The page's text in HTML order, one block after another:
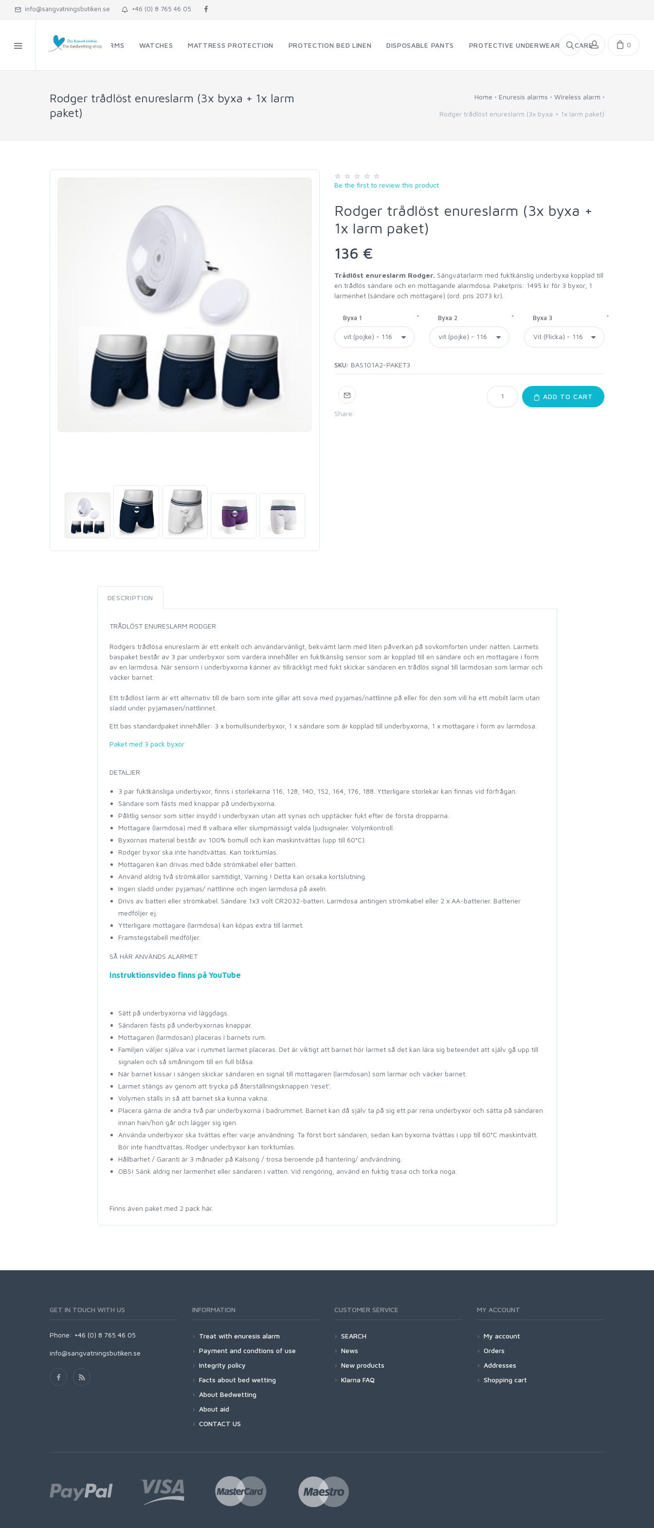
info@sangvatningsbutiken.se +46 (0) 8 765 46 05
ENURESIS ALARMS WATCHES MATTRESS PROTECTION PROTECTION BED LINEN DISPOSABLE PANTS PROTECTIVE UNDERWEAR CARE 0
Rodger trådlöst enureslarm (3x byxa + 1x larm
paket)
Home Enuresis alarms Wireless alarm
Rodger trådlöst enureslarm (3x byxa + 1x larm paket)
Be the first to review this product
Rodger trådlöst enureslarm (3x byxa +
1x larm paket)
136 €
Trådlöst enureslarm Rodger. Sängvätarlarm med fuktkänslig underbyxa kopplad till
en trådlös sändare och en mottagande alarmdosa. Paketpris: 1495 kr för 3 byxor, 1
larmenhet (sändare och mottagare) (ord. pris 2073 kr).
Byxa 1 * Byxa 2 * Byxa 3 *
SKU: BAS101A2-PAKET3
Share:
ADD TO CART
DESCRIPTION
TRÅDLÖST ENURESLARM RODGER
Rodgers trådlösa enureslarm är ett enkelt och användarvänligt, bekvämt larm med liten påverkan på sovkomforten under natten. Larmets
baspaket består av 3 par underbyxor som vardera innehåller en fuktkänslig sensor som är kopplad till en sändare och en mottagare i form
av en larmdosa. När sensorn i underbyxorna känner av tillräckligt med fukt skickar sändaren en trådlös signal till larmdosan som larmar och
väcker barnet.
Ett trådlöst larm är ett alternativ till de barn som inte gillar att sova med pyjamas/nattlinne på eller för den som vill ha ett mobilt larm utan
sladd under pyjamasen/nattlinnet.
Ett bas standardpaket innehåller: 3 x bomullsunderbyxor, 1 x sändare som är kopplad till underbyxorna, 1 x mottagare i form av larmdosa.
Paket med 3 pack byxor
DETALJER
3 par fuktkänsliga underbyxor, finns i storlekarna 116, 128, 140, 152, 164, 176, 188. Ytterligare storlekar kan finnas vid förfrågan.
Sändare som fästs med knappar på underbyxorna.
Pålitlig sensor som sitter insydd i underbyxan utan att synas och upptäcker fukt efter de första dropparna.
Mottagare (larmdosa) med 8 valbara eller slumpmässigt valda ljudsignaler. Volymkontroll.
Byxornas material består av 100% bomull och kan maskintvättas (upp till 60°C).
Rodger byxor ska inte handtvättas. Kan torktumlas.
Mottagaren kan drivas med både strömkabel eller batteri.
Använd aldrig två strömkällor samtidigt, Varning ! Detta kan orsaka kortslutning.
Ingen sladd under pyjamas/ nattlinne och ingen larmdosa på axeln.
Drivs av batteri eller strömkabel. Sändare 1x3 volt CR2032-batteri. Larmdosa antingen strömkabel eller 2 x AA-batterier. Batterier
medföljer ej.
Ytterligare mottagare (larmdosa) kan köpas extra till larmet.
Framstegstabell medföljer.
SÅ HÄR ANVÄNDS ALARMET
Instruktionsvideo finns på YouTube
Sätt på underbyxorna vid läggdags.
Sändaren fästs på underbyxornas knappar.
Mottagaren (larmdosan) placeras i barnets rum.
Familjen väljer själva var i rummet larmet placeras. Det är viktigt att barnet hör larmet så det kan lära sig beteendet att själv gå upp till
signalen och så småningom till en full blåsa.
När barnet kissar i sängen skickar sändaren en signal till mottagaren (larmdosan) som larmar och väcker barnet.
Larmet stängs av genom att trycka på återställningsknappen 'reset'.
Volymen ställs in så att barnet ska kunna vakna.
Placera gärna de andra två par underbyxorna i badrummet. Barnet kan då själv ta på sig ett par rena underbyxor och sätta på sändaren
innan han/hon går och lägger sig igen.
Använda underbyxor ska tvättas efter varje användning. Ta först bort sändaren, sedan kan byxorna tvättas i upp till 60°C maskintvätt.
Bör inte handtvättas. Rodger underbyxor kan torktumlas.
Hållbarhet / Garanti är 3 månader på Kalsong / trosa beroende på hantering/ andvändning.
OBS! Sänk aldrig ner larmenhet eller sändaren i vatten. Vid rengöring, använd en fuktig trasa och torka noga.
Finns även paket med 2 pack här.
GET IN TOUCH WITH US
Phone: +46 (0) 8 765 46 05
info@sangvatningsbutiken.se
INFORMATION
Treat with enuresis alarm
Payment and condtions of use
Integrity policy
Facts about bed wetting
About Bedwetting
About aid
CONTACT US
CUSTOMER SERVICE
SEARCH
News
New products
Klarna FAQ
MY ACCOUNT
My account
Orders
Addresses
Shopping cart